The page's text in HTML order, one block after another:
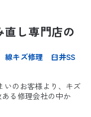
し専門店の
キズ修理 臼井SS
のお客様より、キズ
る修理会社の中か